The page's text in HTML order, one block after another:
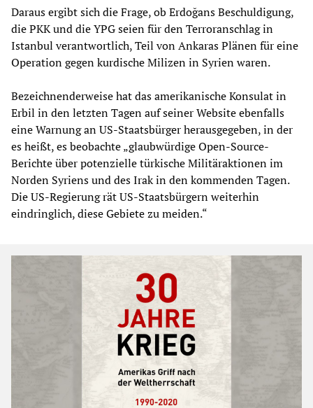
Daraus ergibt sich die Frage, ob Erdoğans Beschuldigung,
die PKK und die YPG seien für den Terroranschlag in
Istanbul verantwortlich, Teil von Ankaras Plänen für eine
Operation gegen kurdische Milizen in Syrien waren.
Bezeichnenderweise hat das amerikanische Konsulat in
Erbil in den letzten Tagen auf seiner Website ebenfalls
eine Warnung an US-Staatsbürger herausgegeben, in der
es heißt, es beobachte „glaubwürdige Open-Source-
Berichte über potenzielle türkische Militäraktionen im
Norden Syriens und des Irak in den kommenden Tagen.
Die US-Regierung rät US-Staatsbürgern weiterhin
eindringlich, diese Gebiete zu meiden.“